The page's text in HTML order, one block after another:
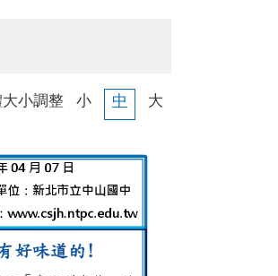
小調整 小 中 大